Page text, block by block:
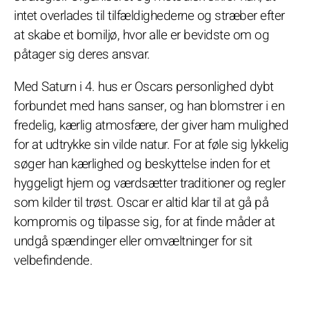
intet overlades til tilfældighederne og stræber efter
at skabe et bomiljø, hvor alle er bevidste om og
påtager sig deres ansvar.
Med Saturn i 4. hus er Oscars personlighed dybt
forbundet med hans sanser, og han blomstrer i en
fredelig, kærlig atmosfære, der giver ham mulighed
for at udtrykke sin vilde natur. For at føle sig lykkelig
søger han kærlighed og beskyttelse inden for et
hyggeligt hjem og værdsætter traditioner og regler
som kilder til trøst. Oscar er altid klar til at gå på
kompromis og tilpasse sig, for at finde måder at
undgå spændinger eller omvæltninger for sit
velbefindende.